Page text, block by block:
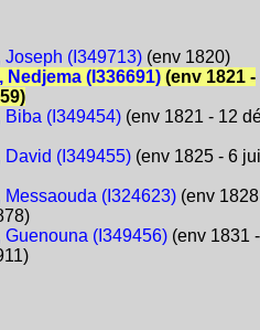
Joseph (I349713)(env 1820)
Nedjema (I336691)(env 1821 -
Biba (I349454)(env 1821 - 12
David (I349455)(env 1825 - 6
Messaouda (I324623)(env
Guenouna (I349456)(env 1831 -